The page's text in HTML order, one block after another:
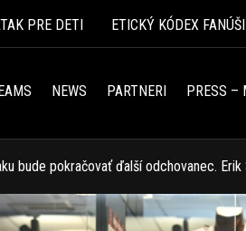
PRE DETI ETICKÝ KÓDEX
NEWS PARTNERI PRESS –
bude pokračovať ďalší odchovanec.